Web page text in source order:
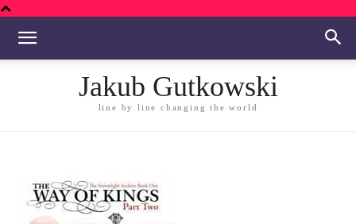
Jakub Gutkowski
line by line changing the world